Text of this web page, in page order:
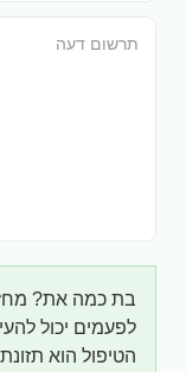
בת כמה את?
לפעמים יכול
הטיפול הוא